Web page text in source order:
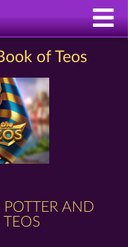
of Teos
POTTER AND